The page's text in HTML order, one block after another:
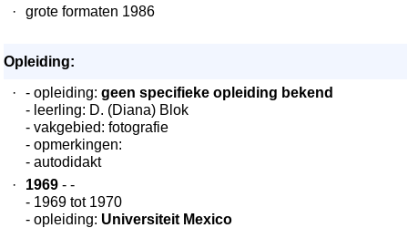
·
grote formaten 1986
Opleiding:
·
- opleiding: geen specifieke opleiding bekend
- leerling: D. (Diana) Blok
- vakgebied: fotografie
- opmerkingen:
- autodidakt
·
1969 - -
- 1969 tot 1970
- opleiding: Universiteit Mexico